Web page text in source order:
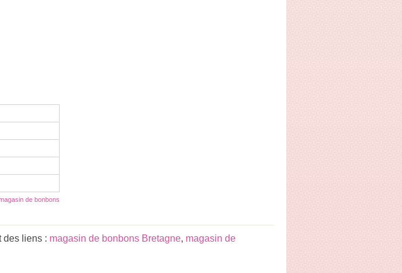
de bonbons
des liens : magasin de bonbons Bretagne, magasin de